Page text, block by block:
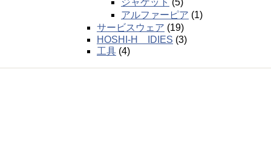
ジャケット (5)
アルファーピア (1)
サービスウェア (19)
HOSHI-H IDIES (3)
工具 (4)